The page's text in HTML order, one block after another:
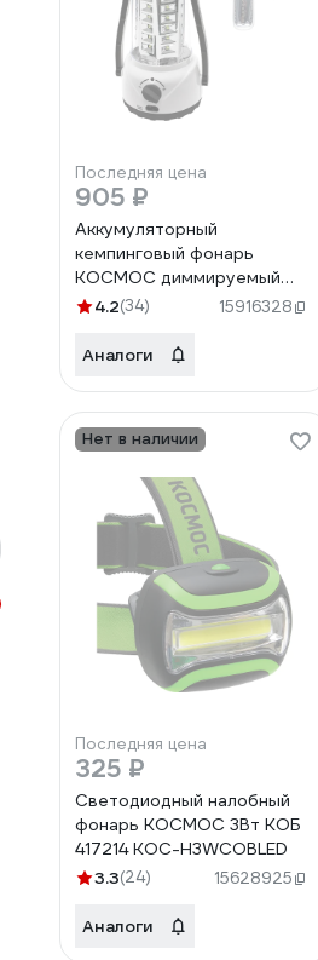
Последняя цена
905 ₽
Аккумуляторный
кемпинговый фонарь
КОСМОС диммируемый
36LED 4V 299676
4.2(34) 15916328
Аналоги
Нет в наличии
Последняя цена
325 ₽
Светодиодный налобный
фонарь КОСМОС 3Вт КОБ
417214 KOC-H3WCOBLED
3.3(24) 15628925
Аналоги